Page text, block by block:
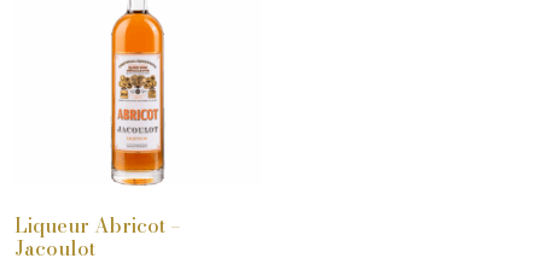
Liqueur Abricot –
Jacoulot